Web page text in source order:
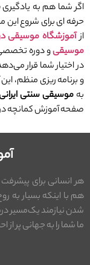
اگر شما هم به یادگیری
حرفه ‌ای برای شروع
ازآموزشگاه موسیقی
موسیقیو دوره
در اختیار شما قرار
و برنامه‌ ریزی منظم،
بهموسیقی سنتی
صفحه آموزش کمانچه
هر انسانی برای
هم با اینکه بسیار به
شدن نیازمند یک‌مسیر
ما شما را به جهانی پر